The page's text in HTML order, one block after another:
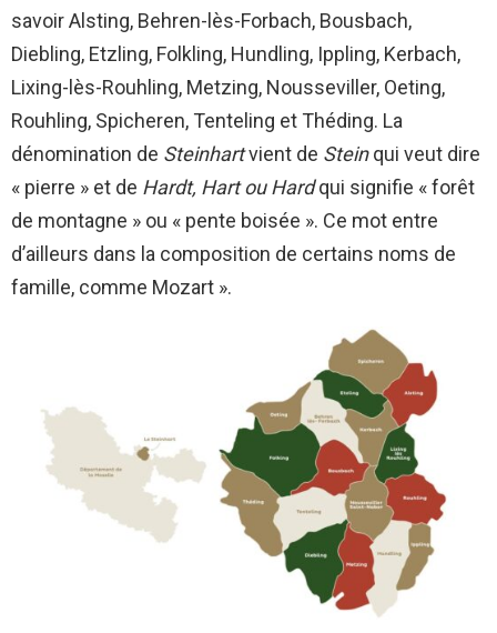
savoir Alsting, Behren-lès-Forbach, Bousbach,
Diebling, Etzling, Folkling, Hundling, Ippling, Kerbach,
Lixing-lès-Rouhling, Metzing, Nousseviller, Oeting,
Rouhling, Spicheren, Tenteling et Théding. La
dénomination de Steinhartvient de Steinqui veut dire
« pierre » et de Hardt, Hart ou Hardqui signifie « forêt
de montagne » ou « pente boisée ». Ce mot entre
d’ailleurs dans la composition de certains noms de
famille, comme Mozart ».